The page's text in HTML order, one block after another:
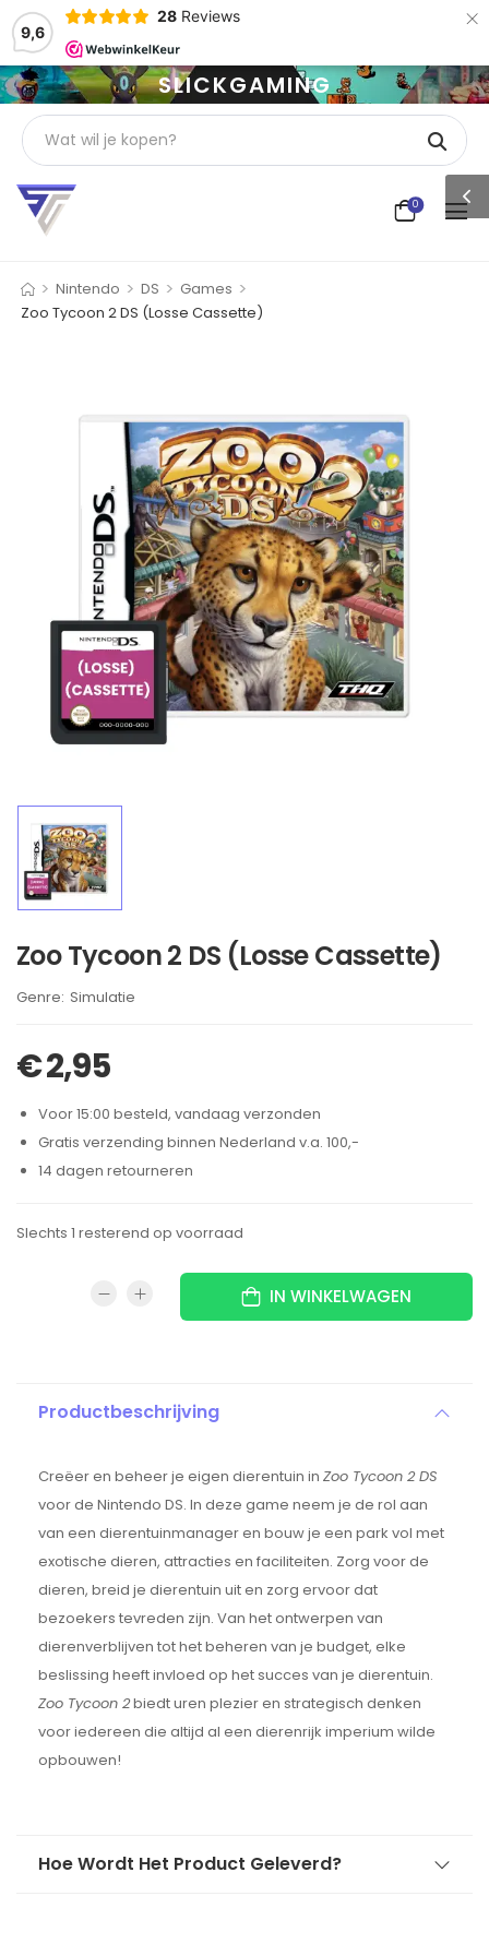
9,6
28 Reviews ×
SLICKGAMING
0
> Nintendo > DS > Games >
Zoo Tycoon 2 DS (Losse Cassette)
Zoo Tycoon 2 DS (Losse Cassette)
Brand:
Simulatie
€2,95
Voor 15:00 besteld, vandaag verzonden
Gratis verzending binnen Nederland v.a. 100,-
14 dagen retourneren
Slechts 1 resterend op voorraad
IN WINKELWAGEN
Productbeschrijving
Creëer en beheer je eigen dierentuin in Zoo Tycoon 2 DS
voor de Nintendo DS. In deze game neem je de rol aan
van een dierentuinmanager en bouw je een park vol met
exotische dieren, attracties en faciliteiten. Zorg voor de
dieren, breid je dierentuin uit en zorg ervoor dat
bezoekers tevreden zijn. Van het ontwerpen van
dierenverblijven tot het beheren van je budget, elke
beslissing heeft invloed op het succes van je dierentuin.
Zoo Tycoon 2biedt uren plezier en strategisch denken
voor iedereen die altijd al een dierenrijk imperium wilde
opbouwen!
Hoe Wordt Het Product Geleverd?